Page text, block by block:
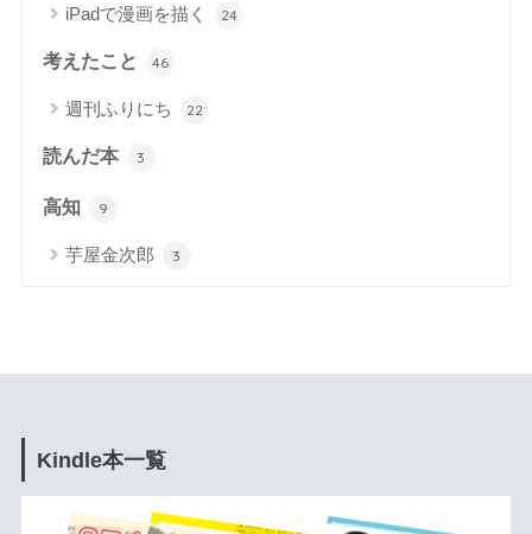
iPadで漫画を描く 24
考えたこと 46
週刊ふりにち 22
読んだ本 3
高知 9
芋屋金次郎 3
Kindle本一覧